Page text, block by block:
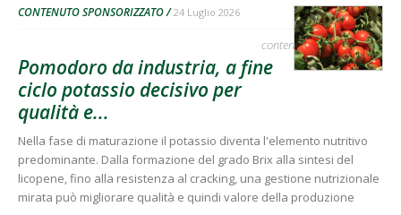
CONTENUTO SPONSORIZZATO 24 Luglio 2026
contenuto sponsorizzato
Pomodoro da industria, a fine
ciclo potassio decisivo per
qualità e...
Nella fase di maturazione il potassio diventa l'elemento nutritivo
predominante. Dalla formazione del grado Brix alla sintesi del
licopene, fino alla resistenza al cracking, una gestione nutrizionale
mirata può migliorare qualità e quindi valore della produzione